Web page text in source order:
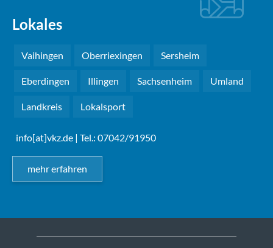
Lokales
Vaihingen Oberriexingen Sersheim
Eberdingen Illingen Sachsenheim Umland
Landkreis Lokalsport
info[at]vkz.de | Tel.: 07042/91950
mehr erfahren